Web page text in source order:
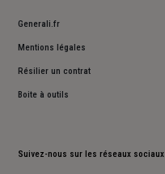
Generali.fr
Mentions légales
Résilier un contrat
Boite à outils
Suivez-nous sur les réseaux sociaux